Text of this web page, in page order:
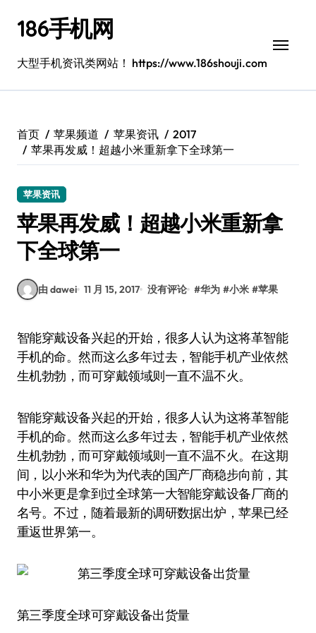
186手机网
大型手机资讯类网站！ https://www.186shouji.com
首页 苹果频道 苹果资讯
2017
苹果再发威！超越小米重新拿下全球第一
苹果资讯
苹果再发威！超越小米重新拿
下全球第一
由 dawei 11 月 15, 2017 没有评论 #华为 #小米 #苹果
智能穿戴设备兴起的开始，很多人认为这将革智能
手机的命。然而这么多年过去，智能手机产业依然
生机勃勃，而可穿戴领域则一直不温不火。
智能穿戴设备兴起的开始，很多人认为这将革智能
手机的命。然而这么多年过去，智能手机产业依然
生机勃勃，而可穿戴领域则一直不温不火。在这期
间，以小米和华为为代表的国产厂商稳步向前，其
中小米更是拿到过全球第一大智能穿戴设备厂商的
名号。不过，随着最新的调研数据出炉，苹果已经
重返世界第一。
第三季度全球可穿戴设备出货量